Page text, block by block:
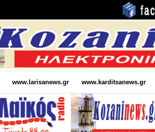
www.larisanews.gr www.karditsanews.gr